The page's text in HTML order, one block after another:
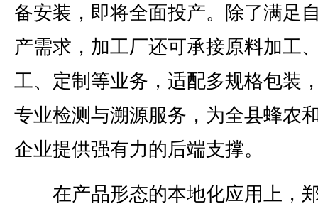
备安装，即将全面投产。除了满足
产需求，加工厂还可承接原料加工
工、定制等业务，适配多规格包装
专业检测与溯源服务，为全县蜂农
企业提供强有力的后端支撑。
在产品形态的本地化应用上，